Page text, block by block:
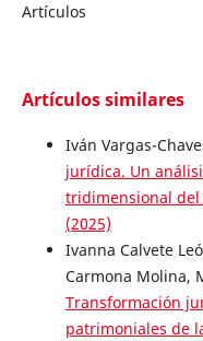
Artículos
Artículos similares
Iván Vargas-
jurídica. Un
tridimensional del
(2025)
Ivanna Calvete
Carmona Molina,
Transformación
patrimoniales de